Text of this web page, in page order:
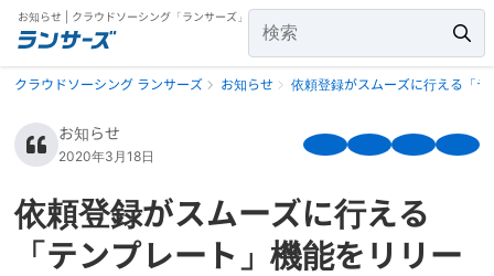
お知らせ | クラウドソーシング「ランサーズ」
クラウドソーシング ランサーズ お知らせ 依頼登録がスムーズに行える「
お知らせ
2020年3月18日
依頼登録がスムーズに行える
「テンプレート」機能をリリー